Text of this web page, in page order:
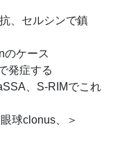
、セルシンで鎮
のケース
発症する
、S-RIMでこれ
球clonus、＞